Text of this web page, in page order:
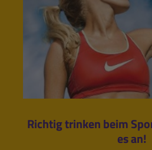
Richtig trinken beim
es an!